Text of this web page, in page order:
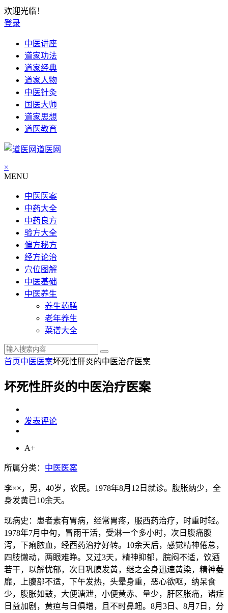
欢迎光临！
登录
中医讲座
道家功法
道家经典
道家人物
中医针灸
国医大师
道家思想
道医教育
道医网
×
MENU
中医医案
中药大全
中药良方
验方大全
偏方秘方
经方论治
穴位图解
中医基础
中医养生
养生药膳
老年养生
菜谱大全
首页中医医案坏死性肝炎的中医治疗医案
坏死性肝炎的中医治疗医案
发表评论
A+
所属分类： 中医医案
李××，男，40岁，农民。1978年8月12日就诊。腹胀纳少，全
身发黄已10余天。
现病史：患者素有胃病，经常胃疼，服西药治疗，时重时轻。
1978年7月中旬，冒雨干活，受淋一个多小时，次日腹痛腹
泻，下痢脓血，经西药治疗好转。10余天后，感觉精神倦怠，
四肢懒动，两眼难睁。又过3天，精神抑郁，脘闷不适，饮酒
若干，以解忧郁，次日巩膜发黄，继之全身迅速黄染，精神萎
靡，上腹部不适，下午发热，头晕身重，恶心欲呕，纳呆食
少，腹胀如鼓，大便溏泄，小便黄赤、量少，肝区胀痛，诸症
日益加剧，黄疸与日俱增，且不时鼻衄。8月3日、8月7日，分